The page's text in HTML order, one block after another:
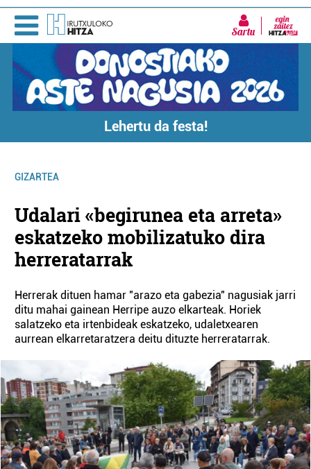
Sartu
Lehertu da festa!
GIZARTEA
Udalari «begirunea eta arreta»
eskatzeko mobilizatuko dira
herreratarrak
Herrerak dituen hamar "arazo eta gabezia" nagusiak jarri
ditu mahai gainean Herripe auzo elkarteak. Horiek
salatzeko eta irtenbideak eskatzeko, udaletxearen
aurrean elkarretaratzera deitu dituzte herreratarrak.